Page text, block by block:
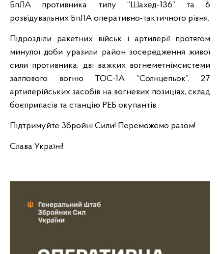
БпЛА противника типу “Шахед-136” та 6
розвідувальних БпЛА оперативно-тактичного рівня.
Підрозділи ракетних військ і артилерії протягом
минулої доби уразили район зосередження живої
сили противника, дві важких вогнеметнімсистеми
залпового вогню ТОС-1А “Солнцепьок”, 27
артилерійських засобів на вогневих позиціях, склад
боєприпасів та станцію РЕБ окупантів.
Підтримуйте Збройні Сили! Переможемо разом!
Слава Україні!